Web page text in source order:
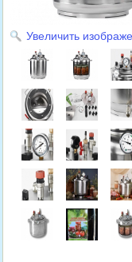
Увеличить